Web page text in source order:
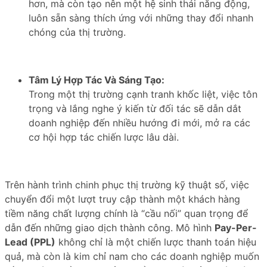
hơn, mà còn tạo nên một hệ sinh thái năng động,
luôn sẵn sàng thích ứng với những thay đổi nhanh
chóng của thị trường.
Tâm Lý Hợp Tác Và Sáng Tạo:
Trong một thị trường cạnh tranh khốc liệt, việc tôn
trọng và lắng nghe ý kiến từ đối tác sẽ dẫn dắt
doanh nghiệp đến nhiều hướng đi mới, mở ra các
cơ hội hợp tác chiến lược lâu dài.
Trên hành trình chinh phục thị trường kỹ thuật số, việc
chuyển đổi một lượt truy cập thành một khách hàng
tiềm năng chất lượng chính là “cầu nối” quan trọng để
dẫn đến những giao dịch thành công. Mô hình Pay-Per-
Lead (PPL) không chỉ là một chiến lược thanh toán hiệu
quả, mà còn là kim chỉ nam cho các doanh nghiệp muốn